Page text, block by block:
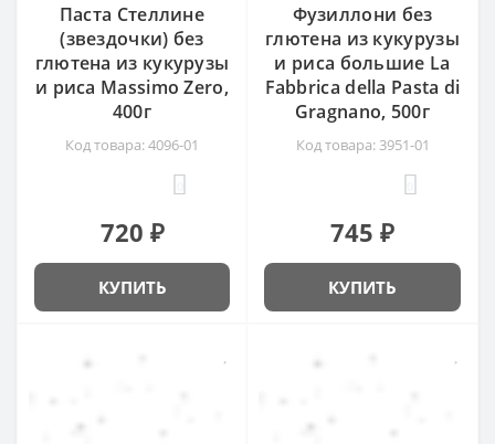
Паста Стеллине
(звездочки) без
глютена из кукурузы
и риса Massimo Zero,
400г
Код товара: 4096-01
720 ₽
КУПИТЬ
Фузиллони без
глютена из кукурузы
и риса большие La
Fabbrica della Pasta di
Gragnano, 500г
Код товара: 3951-01
745 ₽
КУПИТЬ